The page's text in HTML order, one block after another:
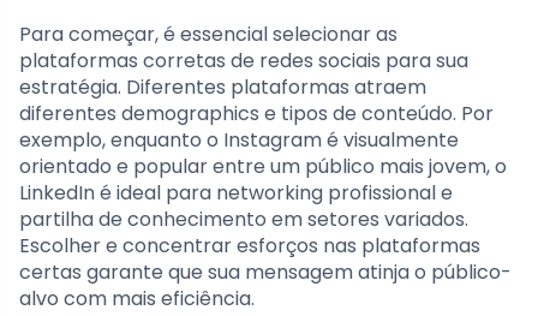
Para começar, é essencial selecionar as
plataformas corretas de redes sociais para sua
estratégia. Diferentes plataformas atraem
diferentes demographics e tipos de conteúdo. Por
exemplo, enquanto o Instagram é visualmente
orientado e popular entre um público mais jovem, o
LinkedIn é ideal para networking profissional e
partilha de conhecimento em setores variados.
Escolher e concentrar esforços nas plataformas
certas garante que sua mensagem atinja o público-
alvo com mais eficiência.